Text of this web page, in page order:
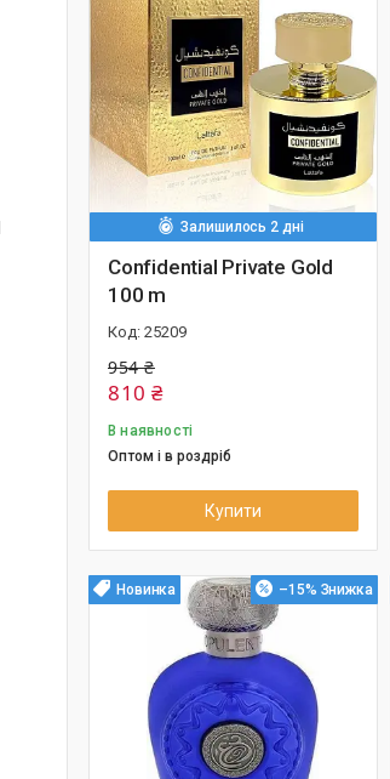
Залишилось 2 дні
Confidential Private Gold
100 m
25209
954 ₴
810 ₴
В наявності
Оптом і в роздріб
Купити
Новинка –15%